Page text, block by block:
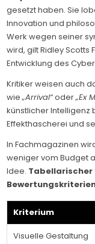
gesetzt haben. Sie
Innovation und
Werk wegen seiner
wird, gilt Ridley Scotts
Entwicklung des
Kritiker weisen auch
wie„Arrival“oder„Ex
künstlicher Intelligenz
Effekthascherei und
In Fachmagazinen
weniger vom Budget
Idee.
Kriterium
Visuelle Gestaltung